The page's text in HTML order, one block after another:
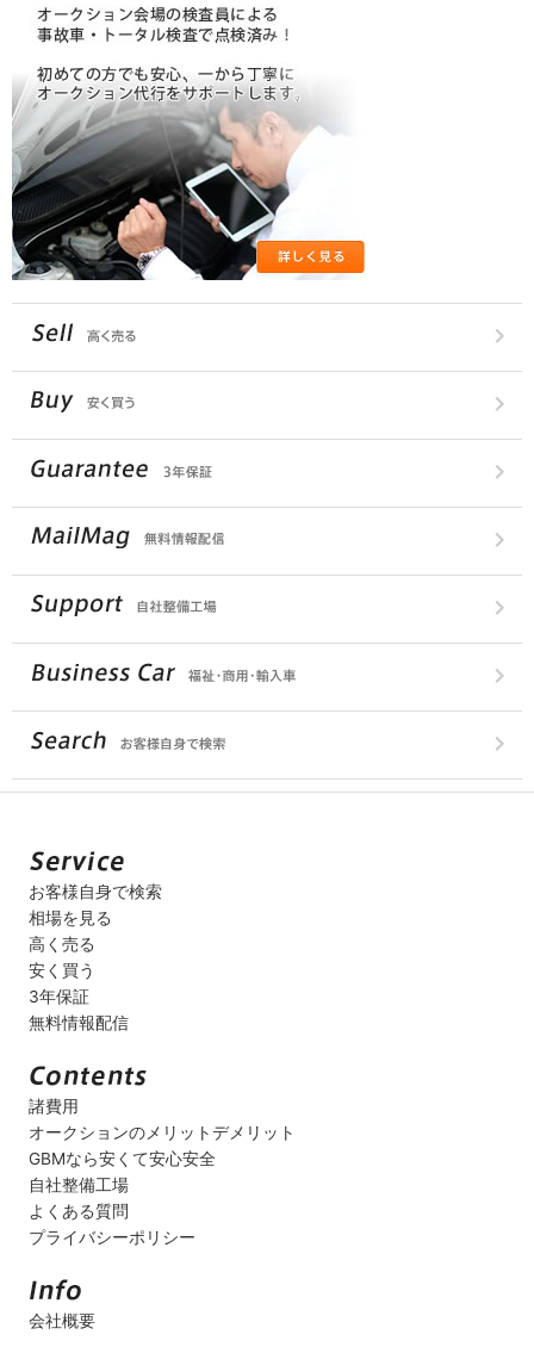
お客様自身で検索
相場を見る
高く売る
安く買う
3年保証
無料情報配信
諸費用
オークションのメリットデメリット
GBMなら安くて安心安全
自社整備工場
よくある質問
プライバシーポリシー
会社概要